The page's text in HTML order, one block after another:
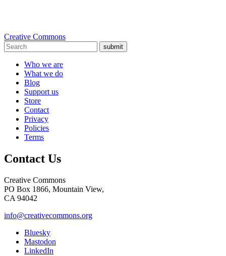
Creative Commons
submit
Who we are
What we do
Blog
Support us
Store
Contact
Privacy
Policies
Terms
Contact Us
Creative Commons
PO Box 1866, Mountain View,
CA 94042
info@creativecommons.org
Bluesky
Mastodon
LinkedIn